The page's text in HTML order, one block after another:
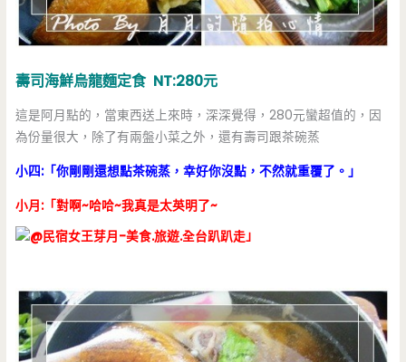
壽司海鮮烏龍麵定食 NT:280元
這是阿月點的，當東西送上來時，深深覺得，280元蠻超值的，因
為份量很大，除了有兩盤小菜之外，還有壽司跟茶碗蒸
小四:「你剛剛還想點茶碗蒸，幸好你沒點，不然就重覆了。」
小月:「對啊~哈哈~我真是太英明了~
」